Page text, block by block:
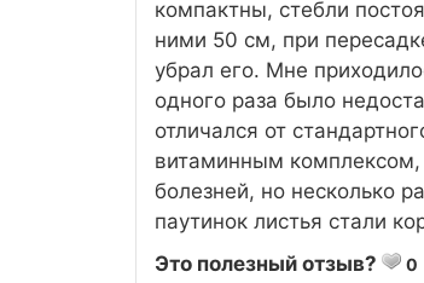
компактны, стебли
ними 50 см, при
убрал его. Мне
одного раза было
отличался от
витаминным комплексом,
болезней, но несколько
паутинок листья стали
Это полезный отзыв?
0